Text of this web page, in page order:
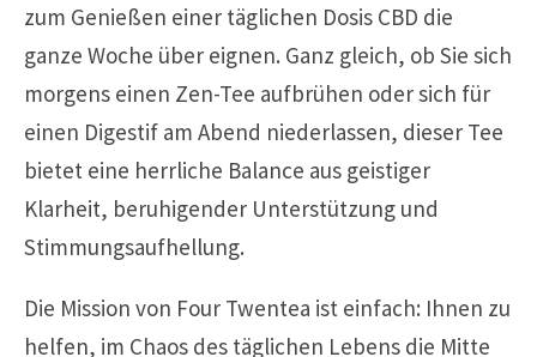
zum Genießen einer täglichen Dosis CBD die
ganze Woche über eignen. Ganz gleich, ob Sie sich
morgens einen Zen-Tee aufbrühen oder sich für
einen Digestif am Abend niederlassen, dieser Tee
bietet eine herrliche Balance aus geistiger
Klarheit, beruhigender Unterstützung und
Stimmungsaufhellung.
Die Mission von Four Twentea ist einfach: Ihnen zu
helfen, im Chaos des täglichen Lebens die Mitte